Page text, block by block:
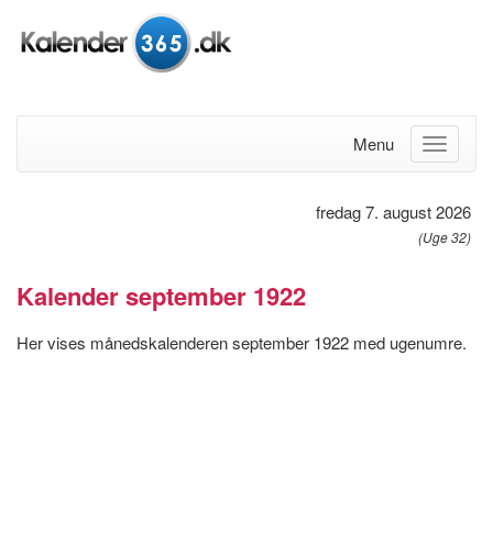
Menu
fredag 7. august 2026
(Uge 32)
Kalender september 1922
Her vises månedskalenderen september 1922 med ugenumre.